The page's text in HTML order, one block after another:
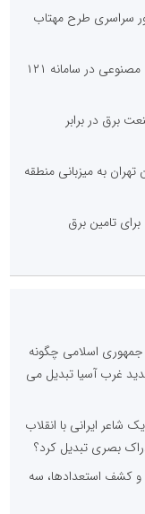
مانور سراسری طرح مهتاب
رونمایی از پاسخگویی هوشمند مبتنی بر هوش مصنوعی در سامانه ۱۲۱
برق در برابر
به میزبانی منطقه
تامین برق
اسلامی چگونه
غرب آسیا تبدیل می
شاعر ایرانی با انقلاب
بصری تبدیل کرد؟
کشف استعدادها، سه